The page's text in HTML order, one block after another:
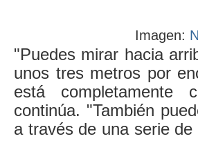
Imagen:
"Puedes mirar hacia
unos tres metros por
está completamente
continúa. "También
a través de una serie